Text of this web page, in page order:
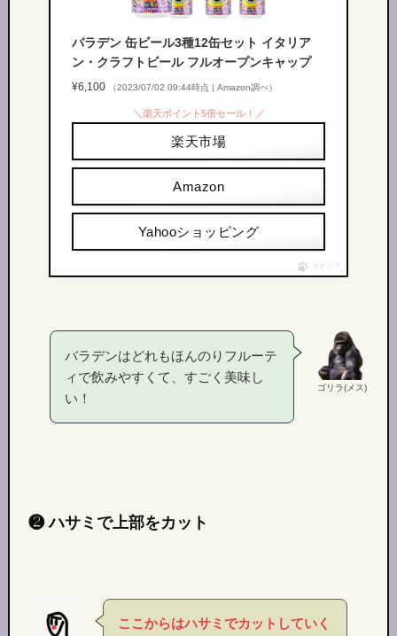
バラデン 缶ビール3種12缶セット イタリア
ン・クラフトビール フルオープンキャップ
¥6,100 （2023/07/02 09:44時点 | Amazon調べ）
Amazon
＼楽天ポイント5倍セール！／
楽天市場
Yahooショッピング
ポチップ
ゴリラ(メス)
バラデンはどれもほんのりフルーテ
ィで飲みやすくて、すごく美味し
い！
❷ ハサミで上部をカット
ここからはハサミでカットしていく